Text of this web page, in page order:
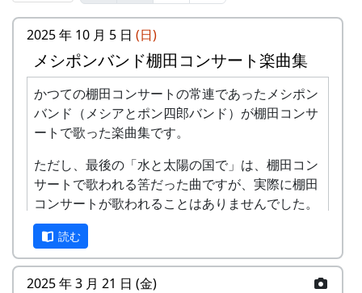
2025 年 10 月 5 日 (日)
メシポンバンド棚田コンサート楽曲集
かつての棚田コンサートの常連であったメシポン
バンド（メシアとポン四郎バンド）が棚田コンサ
ートで歌った楽曲集です。
ただし、最後の「水と太陽の国で」は、棚田コン
サートで歌われる筈だった曲ですが、実際に棚田
コンサートが歌われることはありませんでした。
棚田のうた ～ふるさと加美の里へ～
読む
2025 年 3 月 21 日 (金)